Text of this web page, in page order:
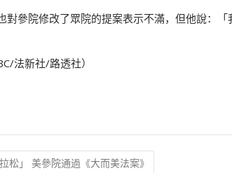
對參院修改了眾院的提案表示不滿，但他說：
法新社/路透社）
松」 美參院通過《大而美法案》